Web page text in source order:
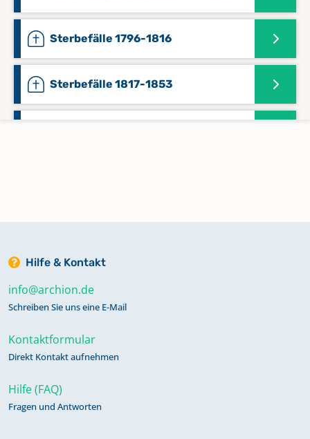
Sterbefälle 1796-1816
Sterbefälle 1817-1853
Sterbefälle 1892-1909
Sterbefälle 1910-1930
Taufen 1790-1807
Taufen 1807-1817
Taufen 1818-1847 Firmungen 1826
Hilfe & Kontakt
info@archion.de
Schreiben Sie uns eine E-Mail
Kontaktformular
Direkt Kontakt aufnehmen
Hilfe (FAQ)
Fragen und Antworten